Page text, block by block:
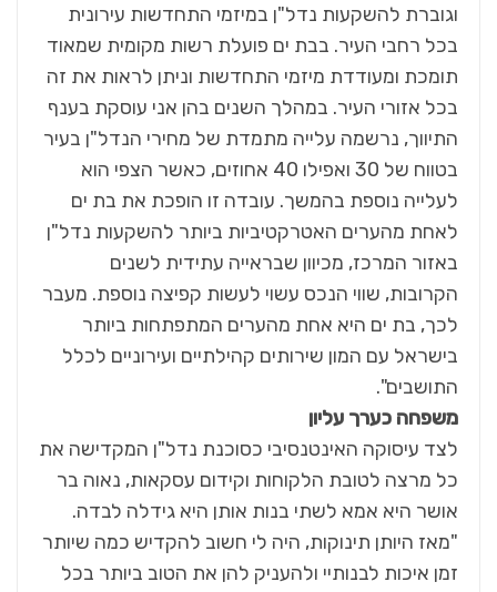
וגוברת להשקעות נדל"ן במיזמי התחדשות עירונית
בכל רחבי העיר. בבת ים פועלת רשות מקומית שמאוד
תומכת ומעודדת מיזמי התחדשות וניתן לראות את זה
בכל אזורי העיר. במהלך השנים בהן אני עוסקת בענף
התיווך, נרשמה עלייה מתמדת של מחירי הנדל"ן בעיר
בטווח של 30 ואפילו 40 אחוזים, כאשר הצפי הוא
לעלייה נוספת בהמשך. עובדה זו הופכת את בת ים
לאחת מהערים האטרקטיביות ביותר להשקעות נדל"ן
באזור המרכז, מכיוון שבראייה עתידית לשנים
הקרובות, שווי הנכס עשוי לעשות קפיצה נוספת. מעבר
לכך, בת ים היא אחת מהערים המתפתחות ביותר
בישראל עם המון שירותים קהילתיים ועירוניים לכלל
התושבים".
משפחה כערך עליון
לצד עיסוקה האינטנסיבי כסוכנת נדל"ן המקדישה את
כל מרצה לטובת הלקוחות וקידום עסקאות, נאוה בר
אושר היא אמא לשתי בנות אותן היא גידלה לבדה.
"מאז היותן תינוקות, היה לי חשוב להקדיש כמה שיותר
זמן איכות לבנותיי ולהעניק להן את הטוב ביותר בכל